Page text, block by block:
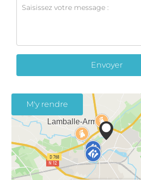
Envoyer
M'y rendre